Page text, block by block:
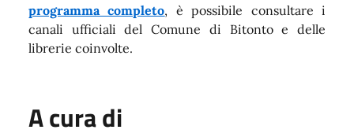
programma completo, è possibile consultare i
canali ufficiali del Comune di Bitonto e delle
librerie coinvolte.
A cura di